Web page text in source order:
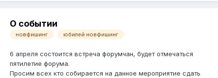
О событии
новфишинг юбилей новфишинг
6 апреля состоится встреча форумчан, будет отмечаться
пятилетие форума.
Просим всех кто собирается на данное мероприятие сдать